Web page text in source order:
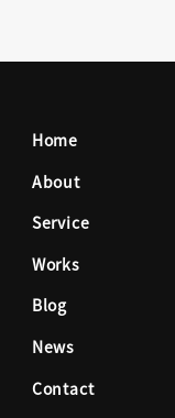
Home
About
Service
Works
Blog
News
Contact